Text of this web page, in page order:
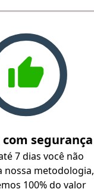
com segurança
7 dias você não
nossa metodologia,
100% do valor